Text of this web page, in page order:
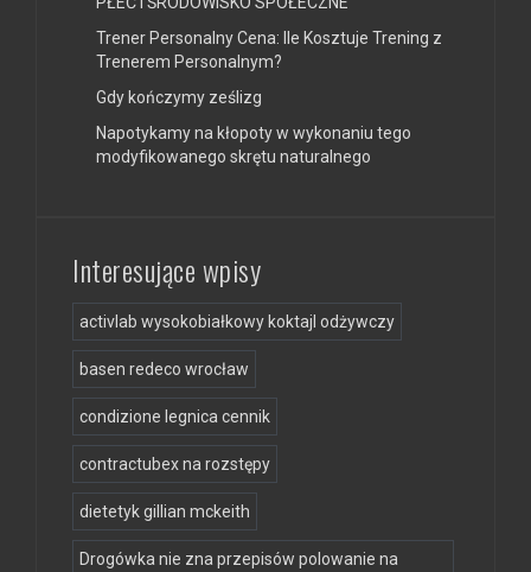
Trener Personalny Cena: Ile Kosztuje Trening z
Trenerem Personalnym?
Gdy kończymy ześlizg
Napotykamy na kłopoty w wykonaniu tego
modyfikowanego skrętu naturalnego
Interesujące wpisy
activlab wysokobiałkowy koktajl odżywczy
basen redeco wrocław
condizione legnica cennik
contractubex na rozstępy
dietetyk gillian mckeith
Drogówka nie zna przepisów polowanie na